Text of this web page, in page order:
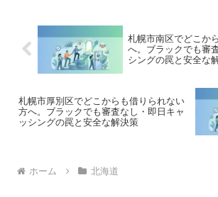
促を止める無料相談
す。
札幌市南区でどこか
へ。ブラックでも審
シングの罠と安全な
札幌市厚別区でどこからも借りられない
方へ。ブラックでも審査なし・即日キャ
ッシングの罠と安全な解決策
ホーム 北海道